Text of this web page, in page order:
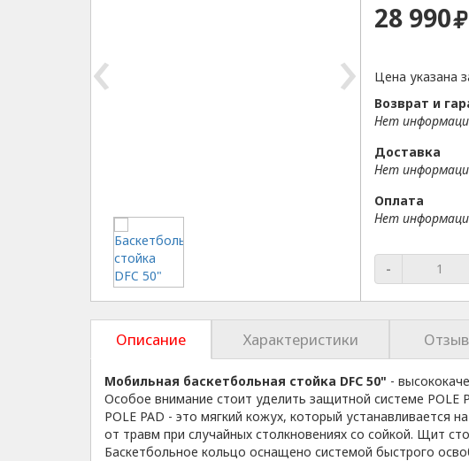
‹ ›
28 990
Цена указана
Возврат и
Нет
Доставка
Нет
Оплата
Нет
-
Описание Характеристики
Мобильная баскетбольная стойка DFC 50" -
Особое внимание стоит уделить защитной системе POLE
POLE PAD - это мягкий кожух, который устанавливается
от травм при случайных столкновениях со сойкой. Щит
Баскетбольное кольцо оснащено системой быстрого